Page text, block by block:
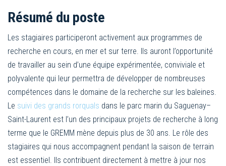
Résumé du poste
Les stagiaires participeront activement aux programmes de
recherche en cours, en mer et sur terre. Ils auront l’opportunité
de travailler au sein d’une équipe expérimentée, conviviale et
polyvalente qui leur permettra de développer de nombreuses
compétences dans le domaine de la recherche sur les baleines.
Le suivi des grands rorquals dans le parc marin du Saguenay–
Saint-Laurent est l’un des principaux projets de recherche à long
terme que le GREMM mène depuis plus de 30 ans. Le rôle des
stagiaires qui nous accompagnent pendant la saison de terrain
est essentiel. Ils contribuent directement à mettre à jour nos